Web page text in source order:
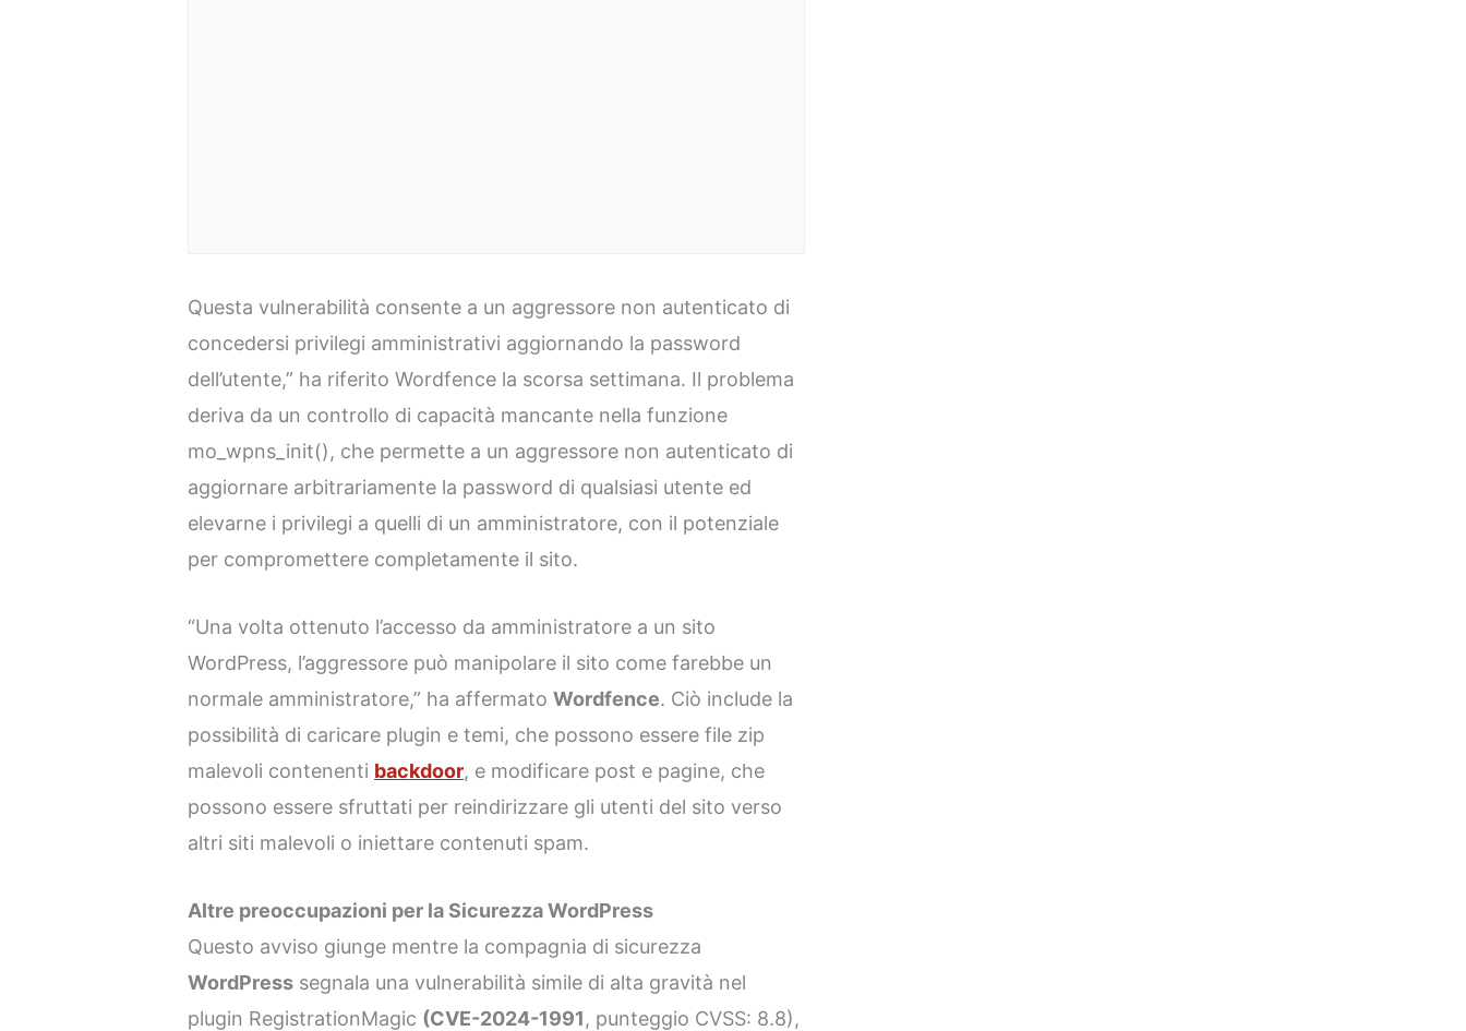
Questa vulnerabilità consente a un aggressore non autenticato di
concedersi privilegi amministrativi aggiornando la password
dell’utente,” ha riferito Wordfence la scorsa settimana. Il problema
deriva da un controllo di capacità mancante nella funzione
mo_wpns_init(), che permette a un aggressore non autenticato di
aggiornare arbitrariamente la password di qualsiasi utente ed
elevarne i privilegi a quelli di un amministratore, con il potenziale
per compromettere completamente il sito.
“Una volta ottenuto l’accesso da amministratore a un sito
WordPress, l’aggressore può manipolare il sito come farebbe un
normale amministratore,” ha affermatoWordfence. Ciò include la
possibilità di caricare plugin e temi, che possono essere file zip
malevoli contenenti backdoor, e modificare post e pagine, che
possono essere sfruttati per reindirizzare gli utenti del sito verso
altri siti malevoli o iniettare contenuti spam.
Altre preoccupazioni per la Sicurezza WordPress
Questo avviso giunge mentre la compagnia di sicurezza
WordPress segnala una vulnerabilità simile di alta gravità nel
plugin RegistrationMagic (CVE-2024-1991, punteggio CVSS: 8.8),